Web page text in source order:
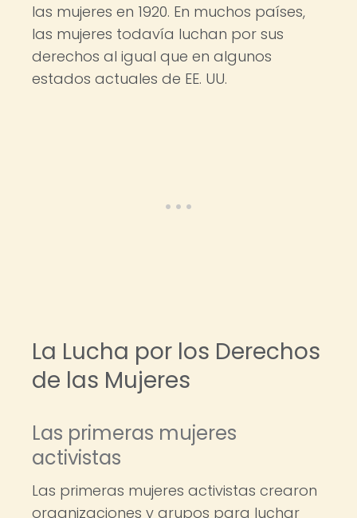
las mujeres en 1920. En muchos países,
las mujeres todavía luchan por sus
derechos al igual que en algunos
estados actuales de EE. UU.
La Lucha por los Derechos
de las Mujeres
Las primeras mujeres
activistas
Las primeras mujeres activistas crearon
organizaciones y grupos para luchar